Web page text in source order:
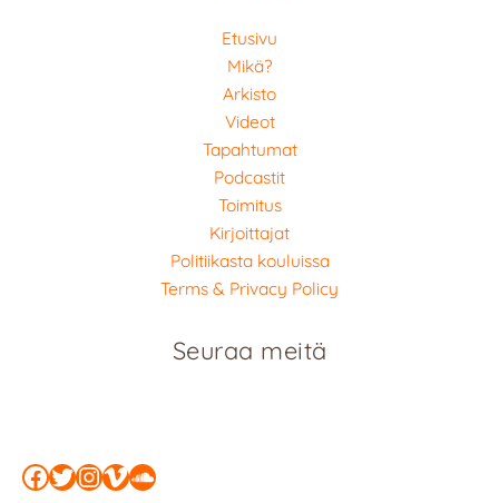
Etusivu
Mikä?
Arkisto
Videot
Tapahtumat
Podcastit
Toimitus
Kirjoittajat
Politiikasta kouluissa
Terms & Privacy Policy
Seuraa meitä
Facebook
Twitter
Instagram
Vimeo
SoundCloud